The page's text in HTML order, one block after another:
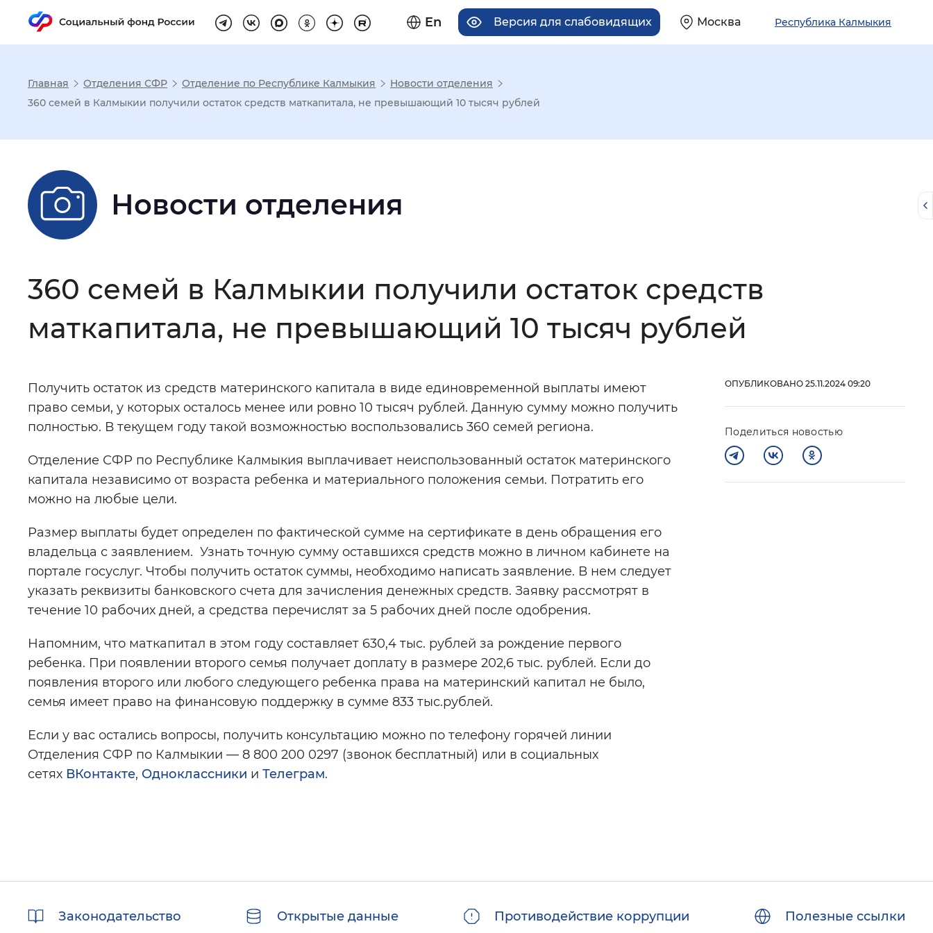
En Версия для слабовидящих Москва Республика Калмыкия
Настройка режима отображения
Шрифт: Без засечек С засечками
Интервал между буквами
Цвет сайта: Монохромный Инверсивный монохромный Синий фон
Изображения Включены Выключены
Вернуть стандартные настройки
Главная Отделения СФР Отделение по Республике Калмыкия
Новости отделения
360 семей в Калмыкии получили остаток средств маткапитала, не превышающий 10 тысяч рублей
Новости отделения
360 семей в Калмыкии получили остаток средств
маткапитала, не превышающий 10 тысяч рублей
Получить остаток из средств материнского капитала в виде единовременной выплаты имеют
право семьи, у которых осталось менее или ровно 10 тысяч рублей. Данную сумму можно получить
полностью. В текущем году такой возможностью воспользовались 360 семей региона.
Отделение СФР по Республике Калмыкия выплачивает неиспользованный остаток материнского
капитала независимо от возраста ребенка и материального положения семьи. Потратить его
можно на любые цели.
Размер выплаты будет определен по фактической сумме на сертификате в день обращения его
владельца с заявлением. Узнать точную сумму оставшихся средств можно в личном кабинете на
портале госуслуг. Чтобы получить остаток суммы, необходимо написать заявление. В нем следует
указать реквизиты банковского счета для зачисления денежных средств. Заявку рассмотрят в
течение 10 рабочих дней, а средства перечислят за 5 рабочих дней после одобрения.
Напомним, что маткапитал в этом году составляет 630,4 тыс. рублей за рождение первого
ребенка. При появлении второго семья получает доплату в размере 202,6 тыс. рублей. Если до
появления второго или любого следующего ребенка права на материнский капитал не было,
семья имеет право на финансовую поддержку в сумме 833 тыс.рублей.
Если у вас остались вопросы, получить консультацию можно по телефону горячей линии
Отделения СФР по Калмыкии — 8 800 200 0297 (звонок бесплатный) или в социальных
сетях ВКонтакте, Одноклассники и Телеграм.
ОПУБЛИКОВАНО 25.11.2024 09:20
Поделиться новостью
ссылкиЗаконодательство Открытые данные Противодействие коррупции Полезные ссылки